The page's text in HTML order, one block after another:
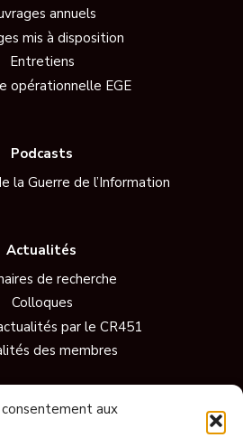
aux
annuels
mis à disposition
Entretiens
opérationnelle EGE
Podcasts
la Guerre de l’Information
Actualités
de recherche
Colloques
par le CR451
des membres
Vidéos